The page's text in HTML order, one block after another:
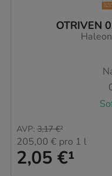
OTRIVEN
2,05 €¹
AVP: 3,17 €²
205,00 € pro 1 l